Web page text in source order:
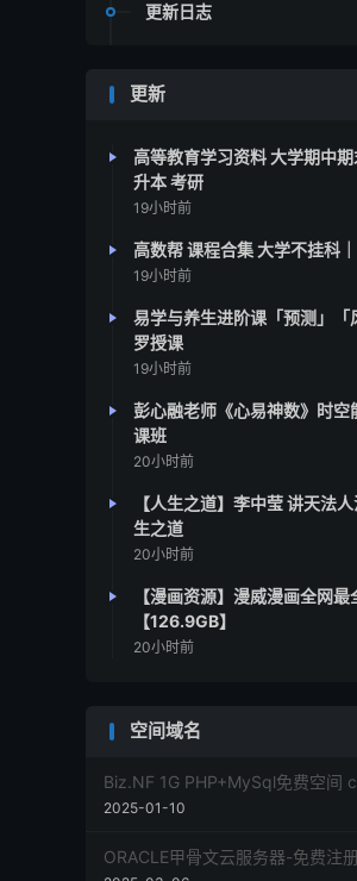
更新日志
更新
高等教育学习资料 大学期中
升本 考研
19小时前
高数帮 课程合集 大学不挂科
19小时前
易学与养生进阶课「预测」「
罗授课
19小时前
彭心融老师《心易神数》时空
课班
20小时前
【人生之道】李中莹 讲天法
生之道
20小时前
【漫画资源】漫威漫画全网
【126.9GB】
20小时前
空间域名
Biz.NF 1G PHP+MySql免费空间
2025-01-10
ORACLE甲骨文云服务器-免费注